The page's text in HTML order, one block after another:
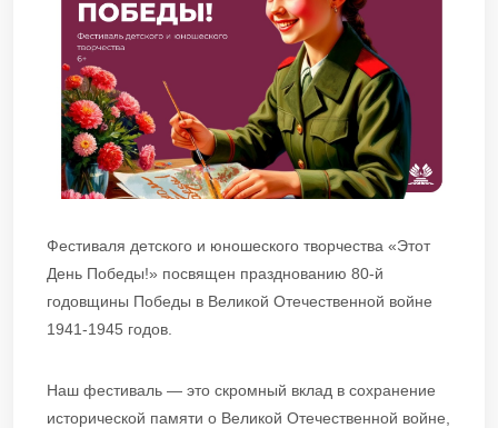
Фестиваля детского и юношеского творчества «Этот
День Победы!» посвящен празднованию 80-й
годовщины Победы в Великой Отечественной войне
1941-1945 годов.
Наш фестиваль — это скромный вклад в сохранение
исторической памяти о Великой Отечественной войне,